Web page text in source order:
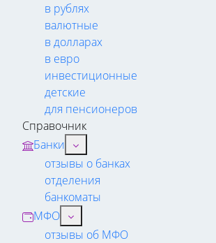
в рублях
валютные
в долларах
в евро
инвестиционные
детские
для пенсионеров
Справочник
Банки
отзывы о банках
отделения
банкоматы
МФО
отзывы об МФО